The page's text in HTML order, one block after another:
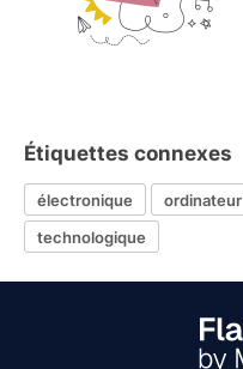
Étiquettes connexes
électronique ordinateur
technologique